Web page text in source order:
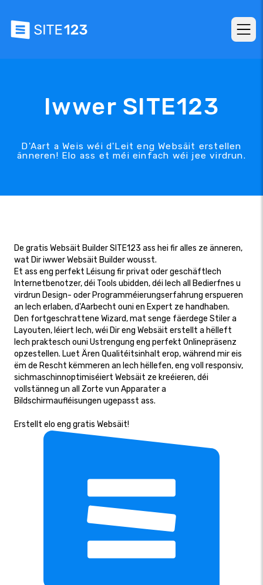
Iwwer SITE123
D'Aart a Weis wéi d'Leit eng Websäit erstellen
änneren! Elo ass et méi einfach wéi jee virdrun.
De gratis Websäit Builder SITE123 ass hei fir alles ze änneren,
wat Dir iwwer Websäit Builder wousst.
Et ass eng perfekt Léisung fir privat oder geschäftlech
Internetbenotzer, déi Tools ubidden, déi Iech all Bedierfnes u
virdrun Design- oder Programméierungserfahrung erspueren
an Iech erlaben, d'Aarbecht ouni en Expert ze handhaben.
Den fortgeschrattene Wizard, mat senge fäerdege Stiler a
Layouten, léiert Iech, wéi Dir eng Websäit erstellt a hëlleft
Iech praktesch ouni Ustrengung eng perfekt Onlinepräsenz
opzestellen. Luet Ären Qualitéitsinhalt erop, während mir eis
ëm de Rescht këmmeren an Iech hëllefen, eng voll responsiv,
sichmaschinnoptimiséiert Websäit ze kreéieren, déi
vollstänneg un all Zorte vun Apparater a
Bildschirmaufléisungen ugepasst ass.
Erstellt elo eng gratis Websäit!